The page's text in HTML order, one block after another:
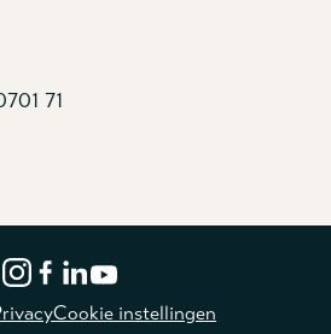
71
Cookie instellingen